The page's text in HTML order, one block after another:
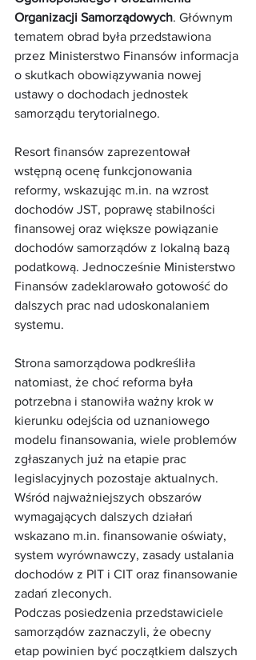
Organizacji Samorządowych. Głównym
tematem obrad była przedstawiona
przez Ministerstwo Finansów informacja
o skutkach obowiązywania nowej
ustawy o dochodach jednostek
samorządu terytorialnego.
Resort finansów zaprezentował
wstępną ocenę funkcjonowania
reformy, wskazując m.in. na wzrost
dochodów JST, poprawę stabilności
finansowej oraz większe powiązanie
dochodów samorządów z lokalną bazą
podatkową. Jednocześnie Ministerstwo
Finansów zadeklarowało gotowość do
dalszych prac nad udoskonalaniem
systemu.
Strona samorządowa podkreśliła
natomiast, że choć reforma była
potrzebna i stanowiła ważny krok w
kierunku odejścia od uznaniowego
modelu finansowania, wiele problemów
zgłaszanych już na etapie prac
legislacyjnych pozostaje aktualnych.
Wśród najważniejszych obszarów
wymagających dalszych działań
wskazano m.in. finansowanie oświaty,
system wyrównawczy, zasady ustalania
dochodów z PIT i CIT oraz finansowanie
zadań zleconych.
Podczas posiedzenia przedstawiciele
samorządów zaznaczyli, że obecny
etap powinien być początkiem dalszych